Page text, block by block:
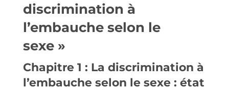
discrimination à
l’embauche selon le
sexe »
Chapitre 1 : La discrimination à
l’embauche selon le sexe : état